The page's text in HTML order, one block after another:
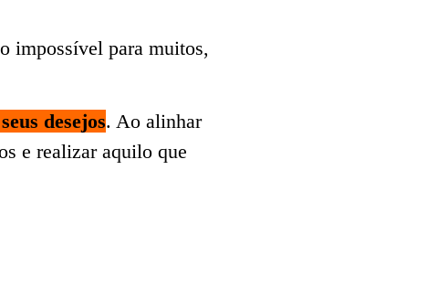
impossível para muitos,
desejos. Ao alinhar
e realizar aquilo que